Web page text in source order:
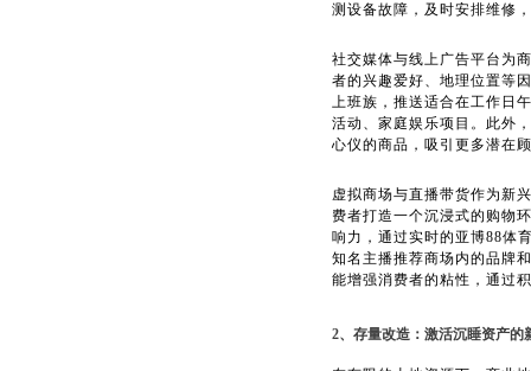
测设备故障，及时安排维修
社交媒体与线上广告平台为
者的兴趣爱好、地理位置等
上班族，推送适合在工作日
活动、家庭娱乐项目。此外
心仪的商品，吸引更多潜在
虚拟商场与直播带货作为新
费者打造一个沉浸式的购物
响力，通过实时的亚博88体
知名主播推荐商场内的品牌
能增强消费者的粘性，通过
2、存量改造：激活沉睡资产的